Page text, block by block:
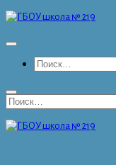
Перейти
содержимому
Найти:
Найти: